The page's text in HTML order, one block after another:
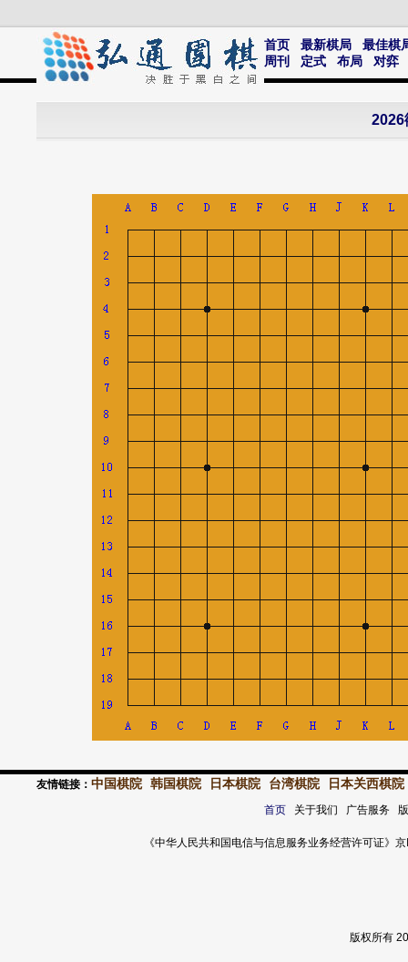
首页 最新棋局
最佳棋
周刊
定式 布局 对弈
2026
友情链接： 中国棋院 韩国棋院 日本棋院 台湾棋院 日本关西棋院
首页关于我们 广告服务
《中华人民共和国电信与信息服务业务经营许可证
版权所有